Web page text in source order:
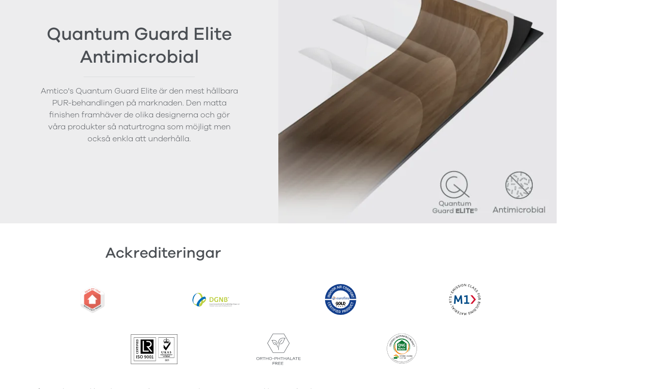
Quantum Guard Elite
Antimicrobial
Amtico's Quantum Guard Elite är den mest hållbara
PUR-behandlingen på marknaden. Den matta
finishen framhäver de olika designerna och gör
våra produkter så naturtrogna som möjligt men
också enkla att underhålla.
Ackrediteringar